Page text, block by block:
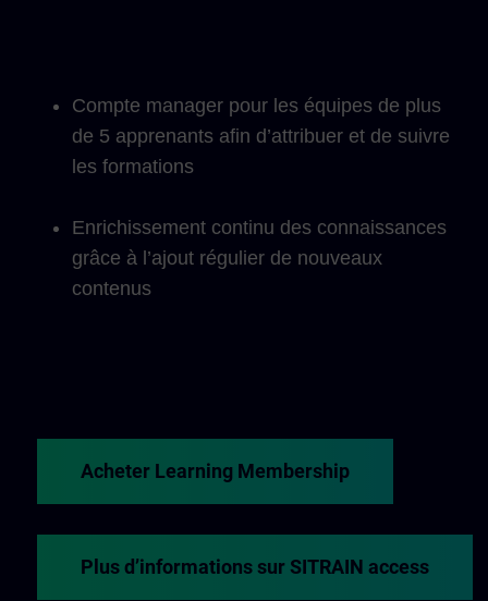
Compte manager pour les équipes de plus
de 5 apprenants afin d’attribuer et de suivre
les formations
Enrichissement continu des connaissances
grâce à l’ajout régulier de nouveaux
contenus
Acheter Learning Membership
Plus d’informations sur SITRAIN access